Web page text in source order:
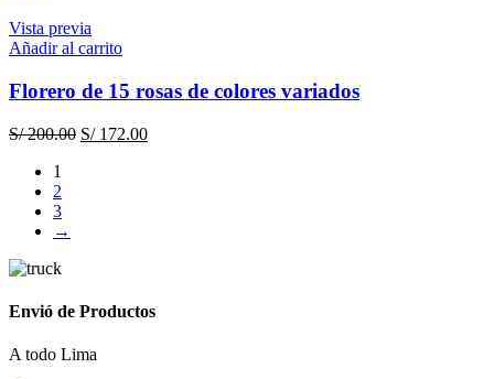
era:
S/ 99.00.
Vista previa
Añadir al carrito
Florero de 15 rosas de colores variados
S/200.00 El
S/172.00El
1
2
3
→
Envió de Productos
A todo Lima